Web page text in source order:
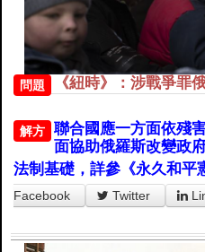
問題 《紐時》：涉戰爭罪
解方
聯合國應一方面依殘
面協助俄羅斯改變政
法制基礎，詳參《永久和平
Facebook Twitter